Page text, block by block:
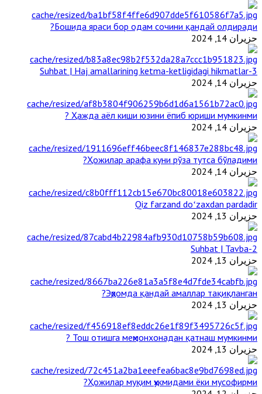
Бошида яраси бор одам сочини қандай олдиради?
حزيران 14, 2024
3-Suhbat | Haj amallarining ketma-ketligidagi hikmatlar
حزيران 14, 2024
Ҳажда аёл киши юзини ёпиб юриши мумкинми ?
حزيران 14, 2024
Ҳожилар арафа куни рўза тутса бўладими?
حزيران 14, 2024
Qiz farzand doʻzaxdan pardadir
حزيران 13, 2024
2-Suhbat | Tavba
حزيران 13, 2024
Эҳромда қандай амаллар тақиқланган?
حزيران 13, 2024
Тош отишга меҳмонхонадан қатнаш мумкинми ?
حزيران 13, 2024
Ҳожилар муқим ҳукмидами ёки мусофирми?